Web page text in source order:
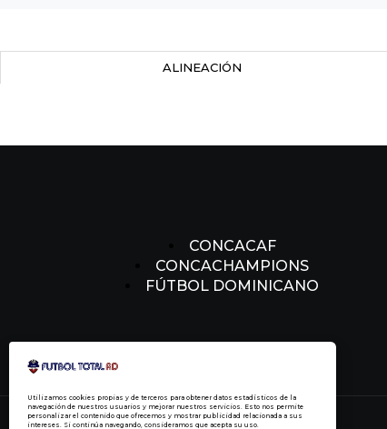
Utilizamos cookies propias y de terceros para obtener datos estadísticos de la
navegación de nuestros usuarios y mejorar nuestros servicios. Esto nos permite
personalizar el contenido que ofrecemos y mostrar publicidad relacionada a sus
intereses. Si continúa navegando, consideramos que acepta su uso.
ALINEACIÓN
CONCACAF
CONCACHAMPIONS
FÚTBOL DOMINICANO